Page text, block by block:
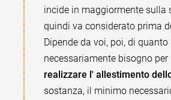
incide in maggiormente sulla
quindi va considerato prima
Dipende da voi, poi, di
necessariamente bisogno per
realizzare l' allestimento
sostanza, il minimo